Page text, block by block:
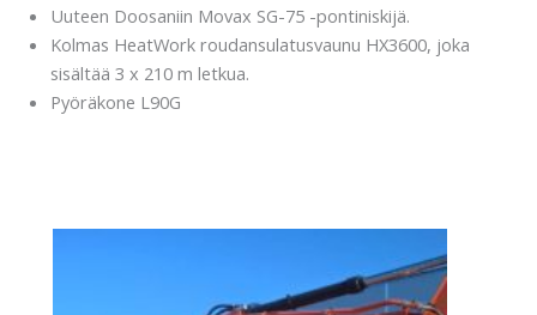
Uuteen Doosaniin Movax SG-75 -pontiniskijä.
Kolmas HeatWork roudansulatusvaunu HX3600, joka
sisältää 3 x 210 m letkua.
Pyöräkone L90G